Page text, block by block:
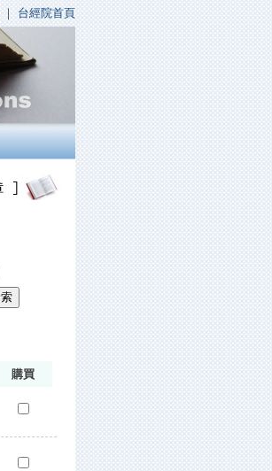
｜ 台經院首頁
購買